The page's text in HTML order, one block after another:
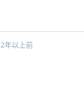
2年以上前